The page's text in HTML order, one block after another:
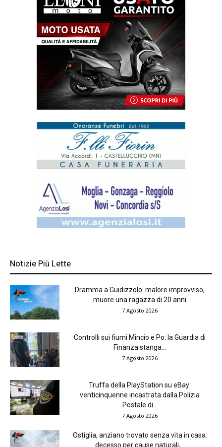
Notizie Più Lette
Dramma a Guidizzolo: malore improvviso,
muore una ragazza di 20 anni
7 Agosto 2026
Controlli sui fiumi Mincio e Po: la Guardia di
Finanza stanga...
7 Agosto 2026
Truffa della PlayStation su eBay:
venticinquenne incastrata dalla Polizia
Postale di...
7 Agosto 2026
Ostiglia, anziano trovato senza vita in casa:
decesso per cause naturali,...